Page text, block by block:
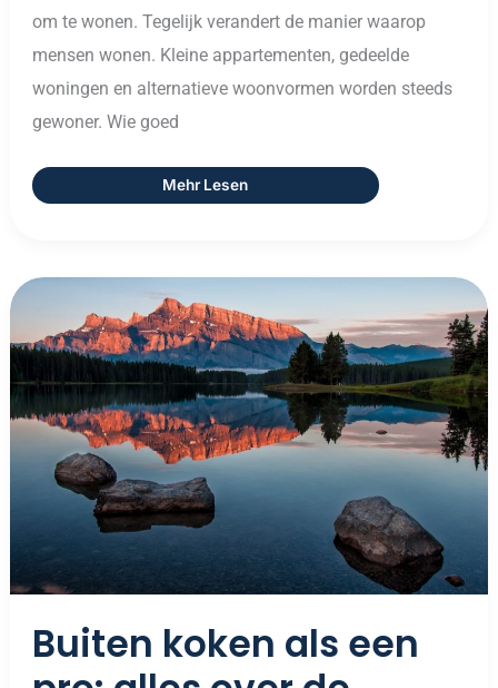
om te wonen. Tegelijk verandert de manier waarop
mensen wonen. Kleine appartementen, gedeelde
woningen en alternatieve woonvormen worden steeds
gewoner. Wie goed
Mehr Lesen
Buiten koken als een
Buiten
Koken
Als
Een
Pro:
Alles
Over
De
Outdoorküche